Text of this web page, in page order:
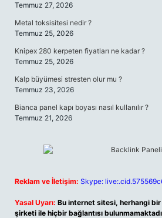
Temmuz 27, 2026
Metal toksisitesi nedir ?
Temmuz 25, 2026
Knipex 280 kerpeten fiyatları ne kadar ?
Temmuz 25, 2026
Kalp büyümesi stresten olur mu ?
Temmuz 23, 2026
Bianca panel kapı boyası nasıl kullanılır ?
Temmuz 21, 2026
Reklam ve İletişim: Skype:
Yasal Uyarı: Bu internet sitesi, herhangi
şirketi ile hiçbir bağlantısı